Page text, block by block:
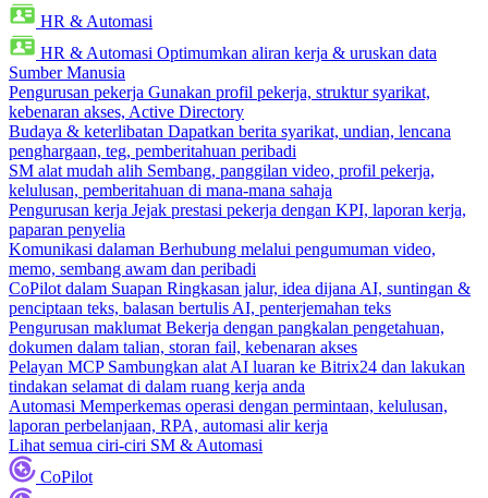
HR & Automasi
HR & Automasi Optimumkan aliran kerja & uruskan data
Sumber Manusia
Pengurusan pekerja Gunakan profil pekerja, struktur syarikat,
kebenaran akses, Active Directory
Budaya & keterlibatan Dapatkan berita syarikat, undian, lencana
penghargaan, teg, pemberitahuan peribadi
SM alat mudah alih Sembang, panggilan video, profil pekerja,
kelulusan, pemberitahuan di mana-mana sahaja
Pengurusan kerja Jejak prestasi pekerja dengan KPI, laporan kerja,
paparan penyelia
Komunikasi dalaman Berhubung melalui pengumuman video,
memo, sembang awam dan peribadi
CoPilot dalam Suapan Ringkasan jalur, idea dijana AI, suntingan &
penciptaan teks, balasan bertulis AI, penterjemahan teks
Pengurusan maklumat Bekerja dengan pangkalan pengetahuan,
dokumen dalam talian, storan fail, kebenaran akses
Pelayan MCP Sambungkan alat AI luaran ke Bitrix24 dan lakukan
tindakan selamat di dalam ruang kerja anda
Automasi Memperkemas operasi dengan permintaan, kelulusan,
laporan perbelanjaan, RPA, automasi alir kerja
Lihat semua ciri-ciri SM & Automasi
CoPilot